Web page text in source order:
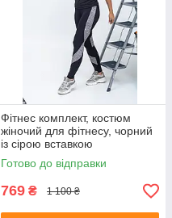
Фітнес комплект, костюм
жіночий для фітнесу, чорний
із сірою вставкою
Готово до відправки
769 ₴ 1 100 ₴